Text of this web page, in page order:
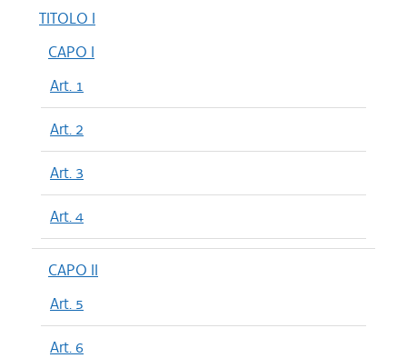
TITOLO I
CAPO I
Art. 1
Art. 2
Art. 3
Art. 4
CAPO II
Art. 5
Art. 6